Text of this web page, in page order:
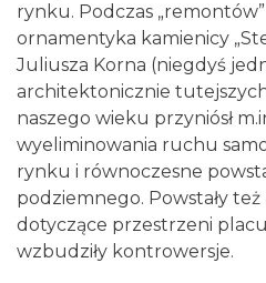
rynku. Podczas
ornamentyka kamienicy
Juliusza Korna (niegdyś
architektonicznie
naszego wieku przyniósł
wyeliminowania ruchu
rynku i równoczesne
podziemnego. Powstały
dotyczące przestrzeni
wzbudziły kontrowersje.